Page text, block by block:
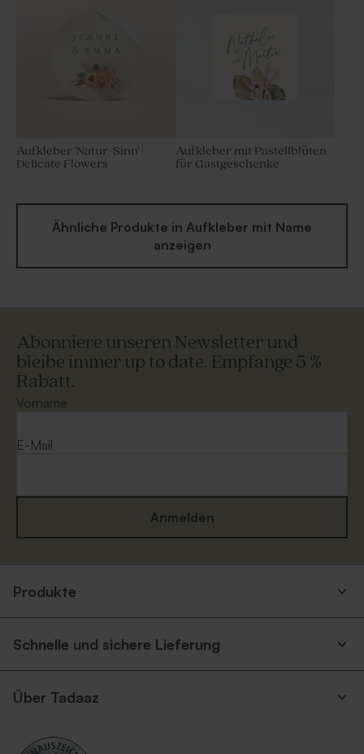
Aufkleber 'Natur-Sinn' |
Delicate Flowers
Aufkleber mit Pastellblüten
für Gastgeschenke
Ähnliche Produkte in Aufkleber mit Name
anzeigen
Abonniere unseren Newsletter und
bleibe immer up to date. Empfange 5 %
Rabatt.
Vorname
E-Mail
Anmelden
Produkte
Schnelle und sichere Lieferung
Über Tadaaz